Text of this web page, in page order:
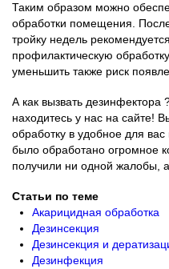
Таким образом можно
обработки помещения.
тройку недель
профилактическую
уменьшить также риск
А как вызвать дезинфектора
находитесь у нас на сайте!
обработку в удобное для
было обработано огромное
получили ни одной жалобы,
Статьи по теме
Акарицидная обработка
Дезинсекция
Дезинсекция и
Дезинфекция